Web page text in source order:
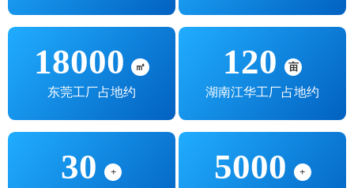
18000 ㎡
东莞工厂占地约
120 亩
湖南江华工厂占地约
30 + 5000 +